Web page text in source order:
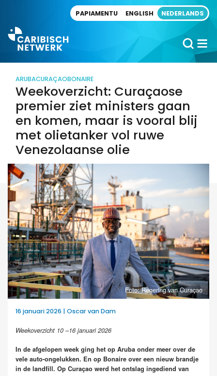
PAPIAMENTU ENGLISH NEDERLANDS
ARUBACURAÇAOBONAIRE
Weekoverzicht: Curaçaose
premier ziet ministers gaan
en komen, maar is vooral blij
met olietanker vol ruwe
Venezolaanse olie
Foto: Regering van Curaçao
16 januari 2026 | Oscar van Dam
Weekoverzicht 10 –16 januari 2026
In de afgelopen week ging het op Aruba onder meer over de
vele auto-ongelukken. En op Bonaire over een nieuw brandje
in de landfill. Op Curaçao werd het ontslag ingediend van